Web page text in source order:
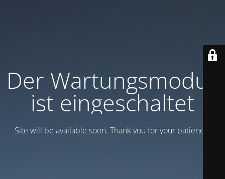
Der Wartungsmodus
ist eingeschaltet
Site will be available soon. Thank you for your patience!